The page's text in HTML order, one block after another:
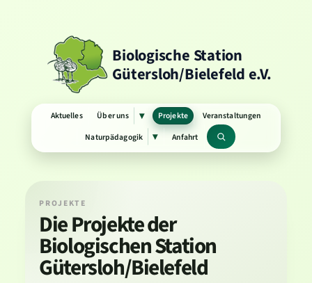
Biologische Station
Gütersloh/Bielefeld e.V.
Aktuelles Über uns ▾Untermenü
öffnen
Projekte
Veranstaltungen
Naturpädagogik
▾Untermenü
öffnen
Anfahrt Suchbegriff
PROJEKTE
Die Projekte der
Biologischen Station
Gütersloh/Bielefeld